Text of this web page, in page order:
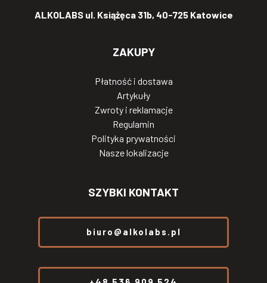
ALKOLABS ul. Książęca 31b, 40-725 Katowice
ZAKUPY
Płatność i dostawa
Artykuły
Zwroty i reklamacje
Regulamin
Polityka prywatności
Nasze lokalizacje
SZYBKI KONTAKT
biuro@alkolabs.pl